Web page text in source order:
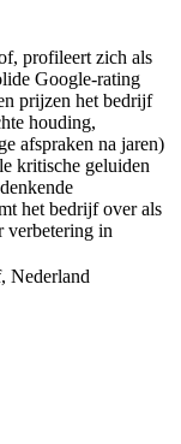
profileert zich als
Google-rating
prijzen het bedrijf
houding,
afspraken na jaren)
kritische geluiden
het bedrijf over als
verbetering in
Nederland